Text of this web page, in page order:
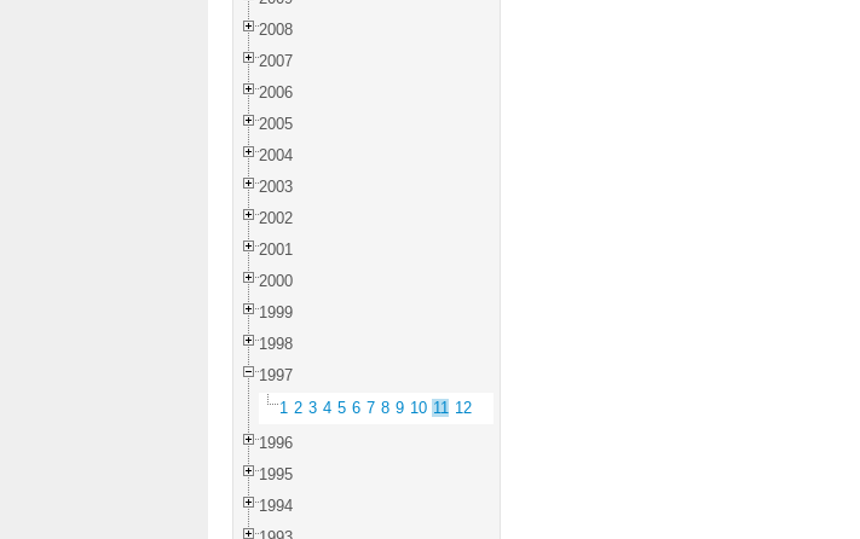
2008
2007
2006
2005
2004
2003
2002
2001
2000
1999
1998
1997
1 2 3 4 5 6 7 8 9 10 11 12
1996
1995
1994